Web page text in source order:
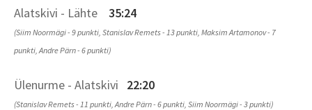
Alatskivi - Lähte 35:24
(Siim Noormägi - 9 punkti, Stanislav Remets - 13 punkti, Maksim Artamonov - 7
punkti, Andre Pärn - 6 punkti)
Ülenurme - Alatskivi 22:20
(Stanislav Remets - 11 punkti, Andre Pärn - 6 punkti, Siim Noormägi - 3 punkti)